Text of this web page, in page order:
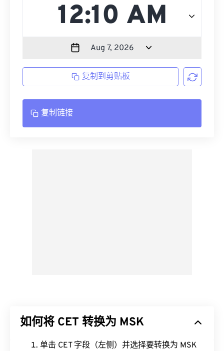
复制到剪贴板
复制链接
如何将 CET 转换为 MSK
单击 CET 字段（左侧）并选择要转换为 MSK